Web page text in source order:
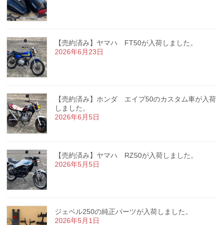
【売約済み】ヤマハ FT50が入荷しました。
2026年6月23日
【売約済み】ホンダ エイプ50のカスタム車が入荷
しました。
2026年6月5日
【売約済み】ヤマハ RZ50が入荷しました。
2026年5月5日
ジェベル250の純正パーツが入荷しました。
2026年5月1日